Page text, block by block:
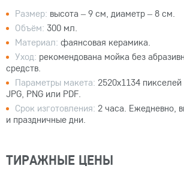
Размер: высота – 9 см, диаметр – 8 см.
Объём: 300 мл.
Материал: фаянсовая керамика.
Уход: рекомендована мойка без
средств.
Параметры макета: 2520x1134
JPG, PNG или PDF.
Срок изготовления: 2 часа. Ежедневно,
и праздничные дни.
ТИРАЖНЫЕ ЦЕНЫ